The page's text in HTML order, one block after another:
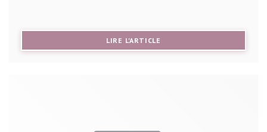
LIRE L'ARTICLE